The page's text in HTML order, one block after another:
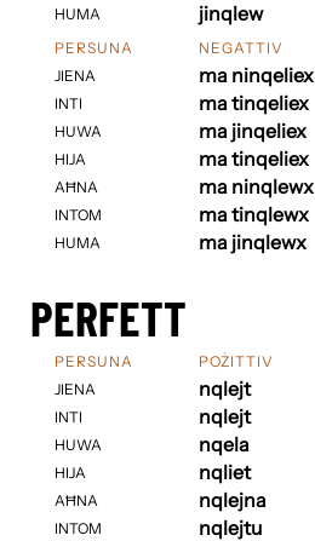
HUMA
jinqlew
PERSUNA
JIENA
INTI
HUWA
HIJA
AĦNA
INTOM
HUMA
NEGATTIV
ma ninqeliex
ma tinqeliex
ma jinqeliex
ma tinqeliex
ma ninqlewx
ma tinqlewx
ma jinqlewx
PERFETT
PERSUNA
JIENA
INTI
HUWA
HIJA
AĦNA
INTOM
POŻITTIV
nqlejt
nqlejt
nqela
nqliet
nqlejna
nqlejtu